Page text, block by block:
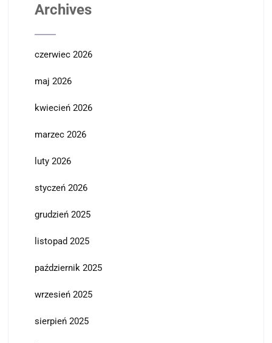
Archives
czerwiec 2026
maj 2026
kwiecień 2026
marzec 2026
luty 2026
styczeń 2026
grudzień 2025
listopad 2025
październik 2025
wrzesień 2025
sierpień 2025